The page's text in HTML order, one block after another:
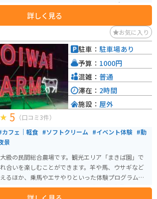
沼やアオモリトドマツの枯れた木々が八幡平ならで
まだ道路の両側に数ｍの雪が残り、「雪の回廊」と
4月中旬〜11月上旬ですが、凍結の危険があるときは
ります。
詳しく見る
お気に入り
5 （口コミ3件）
カフェ｜軽食 #ソフトクリーム #イベント体験 #動
景
級の民間総合農場です。観光エリア「まきば園」で
合いを楽しむことができます。羊や馬、ウサギなど
るほか、乗馬やエサやりといった体験プログラムも
バター作りや農場野菜の収穫体験など、家族連れで楽
駐車： 駐車場あり
予算： 1000円
混雑： 普通
滞在： 2時間
施設： 屋外